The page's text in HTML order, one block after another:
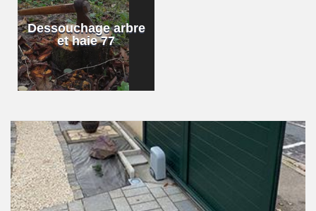
Dessouchage arbre
et haie 77